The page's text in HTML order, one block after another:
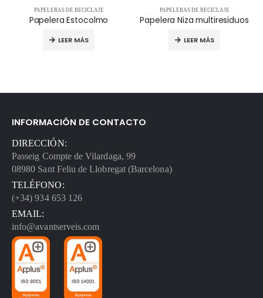
PAPELERAS DE RECICLAJE
Papelera Estocolmo
LEER MÁS
PAPELERAS DE RECICLAJE
Papelera Niza multiresiduos
LEER MÁS
INFORMACIÓN DE CONTACTO
DIRECCIÓN:
Passeig Compte de Vilardaga, 99
08980 Sant Feliu de Llobregat (Barcelona)
TELÉFONO:
(+34) 934 653 126
EMAIL:
info@avantserveis.com